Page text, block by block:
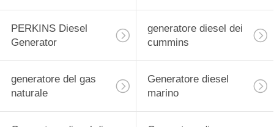
PERKINS Diesel
Generator
generatore diesel dei
cummins
generatore del gas
naturale
Generatore diesel
marino